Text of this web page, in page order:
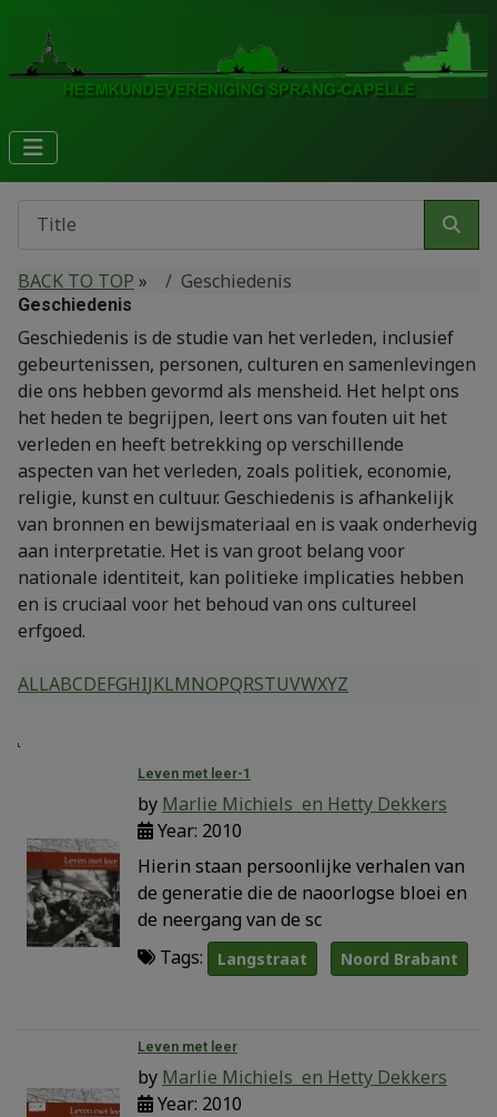
BACK TO TOP » Geschiedenis
Geschiedenis
Geschiedenis is de studie van het verleden, inclusief
gebeurtenissen, personen, culturen en samenlevingen
die ons hebben gevormd als mensheid. Het helpt ons
het heden te begrijpen, leert ons van fouten uit het
verleden en heeft betrekking op verschillende
aspecten van het verleden, zoals politiek, economie,
religie, kunst en cultuur. Geschiedenis is afhankelijk
van bronnen en bewijsmateriaal en is vaak onderhevig
aan interpretatie. Het is van groot belang voor
nationale identiteit, kan politieke implicaties hebben
en is cruciaal voor het behoud van ons cultureel
erfgoed.
ALLABCDEFGHIJKLMNOPQRSTUVWXYZ
L
Leven met leer-1
by Marlie Michiels en Hetty Dekkers
Year: 2010
Hierin staan persoonlijke verhalen van
de generatie die de naoorlogse bloei en
de neergang van de sc
Tags:
Langstraat Noord Brabant
Leven met leer
by Marlie Michiels en Hetty Dekkers
Year: 2010